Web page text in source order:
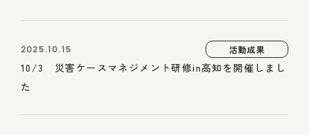
2025.10.15 活動成果
10/3 災害ケースマネジメント研修in高知を開催しまし
た